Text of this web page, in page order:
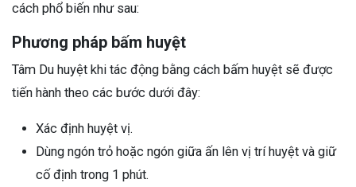
cách phổ biến như sau:
Phương pháp bấm huyệt
Tâm Du huyệt khi tác động bằng cách bấm huyệt sẽ được
tiến hành theo các bước dưới đây:
Xác định huyệt vị.
Dùng ngón trỏ hoặc ngón giữa ấn lên vị trí huyệt và giữ
cố định trong 1 phút.